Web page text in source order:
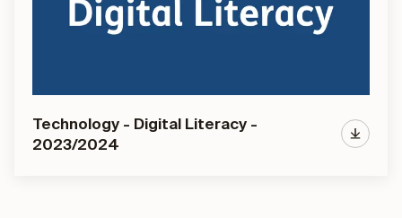
Technology - Digital Literacy -
2023/2024